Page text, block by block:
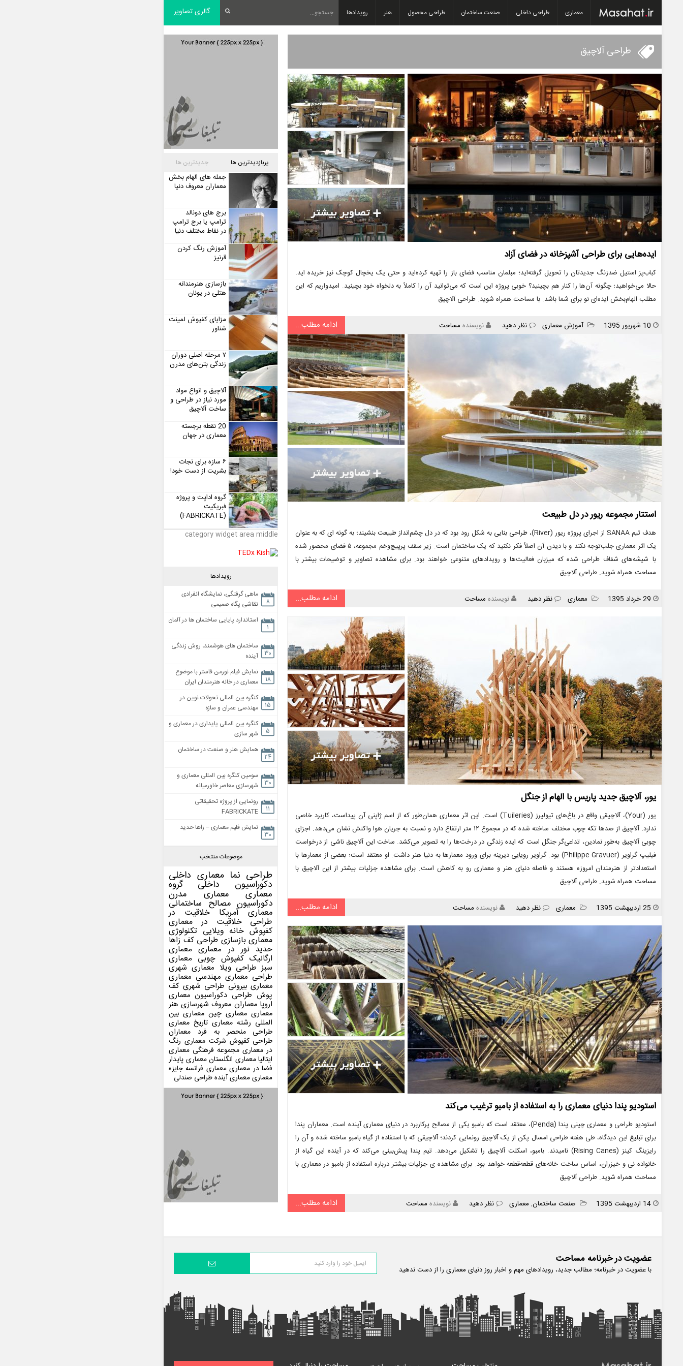
معماری طراحی داخلی صنعت ساختمان طراحی محصول هنر رویدادها گالری تصاویر
طراحی آلاچیق
ایده‌هایی برای طراحی آشپزخانه در فضای آزاد
کباب‌پز استیل ضدزنگ جدیدتان را تحویل گرفته‌اید؛ مبلمان مناسب فضای باز را تهیه کرده‌اید و حتی یک یخچال کوچک نیز خریده اید.
حالا می‌خواهید؛ چگونه آن‌ها را کنار هم بچینید؟ خوبی پروژه این است که می‌توانید آن را کاملاً به دلخواه خود بچینید. امیدواریم که این
مطلب الهام‌بخش ایده‌ای نو برای شما باشد. با مساحت همراه شوید. طراحی آلاچیق
انتشار
10 شهریور 1395
دسته
ها
آموزش معماری نظر دهید نویسنده مساحت ادامه مطلب...
استتار مجموعه ریور در دل طبیعت
هدف تیم SANAA از اجرای پروژه ریور (River)، طراحی بنایی به شکل رود بود که در دل چشم‌انداز طبیعت بنشیند؛ به گونه ای که به عنوان
یک اثر معماری جلب‌توجه نکند و با دیدن آن اصلاً فکر نکنید که یک ساختمان است. زیر سقف پرپیچ‌وخم مجموعه، ۵ فضای محصور شده
با شیشه‌های شفاف طراحی شده که میزبان فعالیت‌ها و رویدادهای متنوعی خواهند بود. برای مشاهده تصاویر و توضیحات بیشتر با
مساحت همراه شوید. طراحی آلاچیق
انتشار
29 خرداد 1395
دسته
معماری نظر دهید نویسنده مساحت ادامه مطلب...
یور، آلاچیق جدید پاریس با الهام از جنگل
یور (Your)، آلاچیقی واقع در باغ‌های تیولیرز (Tuileries) است. این اثر معماری همان‌طور که از اسم ژاپنی آن پیداست، کاربرد خاصی
ندارد. آلاچیق از صدها تکه چوب مختلف ساخته شده که در مجموع ۱۲ متر ارتفاع دارد و نسبت به جریان هوا واکنش نشان می‌دهد. اجزای
چوبی آلاچیق به‌طور نمادین، تداعی‌گر جنگل است که ایده زندگی در درخت‌ها را به تصویر می‌کشد. ساخت این آلاچیق ناشی از درخواست
فیلیپ گراویر (Philippe Gravuer) بود. گراویر رویایی دیرینه برای ورود معمارها به دنیا هنر داشت. او معتقد است؛ بعضی از معمارها با
استعدادتر از هنرمندان امروزه هستند و فاصله دنیای هنر و معماری رو به کاهش است. برای مشاهده جزئیات بیشتر از این آلاچیق با
مساحت همراه شوید. طراحی آلاچیق
انتشار
25 اردیبهشت 1395
دسته
ها
معماری نظر دهید نویسنده مساحت ادامه مطلب...
استودیو پندا دنیای معماری را به استفاده از بامبو ترغیب می‌کند
استودیو طراحی و معماری چینی پندا (Penda)، معتقد است که بامبو یکی از مصالح پرکاربرد در دنیای معماری آینده است. معماران پندا
برای تبلیغ این دیدگاه، طی هفته طراحی امسال پکن از یک آلاچیق رونمایی کردند؛ آلاچیقی که با استفاده از گیاه بامبو ساخته شده و آن را
رایزینگ کینز (Rising Canes) نامیدند. بامبو، اسکلت آلاچیق را تشکیل می‌دهد. تیم پندا پیش‌بینی می‌کند که در آینده این گیاه از
خانواده نی و خیزران، اساس ساخت خانه‌های قطعه‌قطعه خواهد بود. برای مشاهده ی جزئیات بیشتر درباره استفاده از بامبو در معماری با
مساحت همراه شوید. طراحی آلاچیق
انتشار
14 اردیبهشت 1395
دسته
صنعت ساختمان, معماری نظر دهید نویسنده مساحت ادامه مطلب...
پربازدیدترین ها جدیدترین ها
جمله های الهام بخش
معماران معروف دنیا
برج های دونالد
ترامپ یا برج ترامپ
در نقاط مختلف دنیا
آموزش رنگ کردن
قرنیز
بازسازی هنرمندانه
هتلی در یونان
مزایای کفپوش لمینت
شناور
۷ مرحله اصلی دوران
زندگی بتن‌های مدرن
آلاچیق و انواع مواد
مورد نیاز در طراحی و
ساخت آلاچیق
20 نقطه برجسته
معماری در جهان
۶ سازه برای نجات
بشریت از دست خود!
گروه اداپت و پروژه
فبریکیت
(FABRICKATE)
category widget area middle
رویدادها
۸
ماهی گرفتگی، نمایشگاه انفرادی
نقاشی پگاه صمیمی
۱
استاندارد پایایی ساختمان ها در آلمان
۳۰
ساختمان های هوشمند، روش زندگی
آینده
۱۸
نمایش فیلم نورمن فاستر با موضوع
معماری در خانه هنرمندان ایران
۱۵
کنگره بین المللی تحولات نوین در
مهندسی عمران و سازه
۵
کنگره بین المللی پایداری در معماری و
شهر سازی
۲۴
همایش هنر و صنعت در ساختمان
۳۰
سومین کنگره بین المللی معماری و
شهرسازی معاصر خاورمیانه
۱۱
رونمایی از پروژه تحقیقاتی
FABRICKATE
۳۰
نمایش فلیم معماری – زاها حدید
موضوعات منتخب
طراحی نما معماری داخلی
دکوراسیون داخلی گروه
معماری معماری مدرن
دکوراسیون مصالح ساختمانی
معماری آمریکا خلاقیت در
طراحی خلاقیت در معماری
کفپوش خانه ویلایی تکنولوژی
معماری بازسازی طراحی کف زاها
حدید نور در معماری معماری
ارگانیک کفپوش چوبی معماری
سبز طراحی ویلا معماری شهری
طراحی معماری مهندسی معماری
معماری بیرونی طراحی شهری کف
پوش طراحی دکوراسیون معماری
اروپا معماران معروف شهرسازی هنر
معماری معماری چین معماری بین
المللی رشته معماری تاریخ معماری
طراحی منحصر به فرد معماران
طراحی کفپوش شرکت معماری رنگ
در معماری مجموعه فرهنگی معماری
ایتالیا معماری انگلستان معماری پایدار
فضا در معماری معماری فرانسه جایزه
معماریمعماری آیندهطراحی صندلی
عضویت در خبرنامه مساحت
با عضویت در خبرنامه؛ مطالب جدید، رویدادهای مهم و اخبار روز دنیای معماری را از دست ندهید